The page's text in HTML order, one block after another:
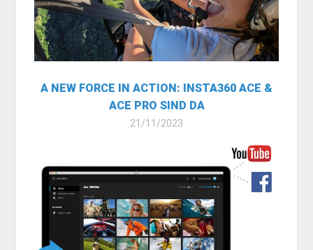
A NEW FORCE IN ACTION: INSTA360 ACE &
ACE PRO SIND DA
21/11/2023